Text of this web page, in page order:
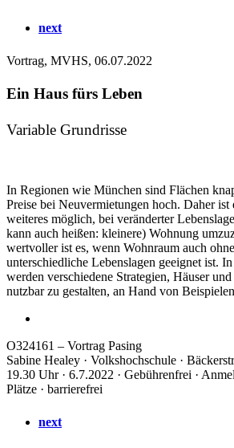
next
Vortrag, MVHS, 06.07.2022
Ein Haus fürs Leben
Variable Grundrisse
In Regionen wie München sind Flächen
Preise bei Neuvermietungen hoch. Daher ist
weiteres möglich, bei veränderter
kann auch heißen: kleinere) Wohnung
wertvoller ist es, wenn Wohnraum auch
unterschiedliche Lebenslagen geeignet ist.
werden verschiedene Strategien, Häuser
nutzbar zu gestalten, an Hand von
O324161 – Vortrag Pasing
Sabine Healey · Volkshochschule ·
19.30 Uhr · 6.7.2022 · Gebührenfrei ·
Plätze · barrierefrei
next